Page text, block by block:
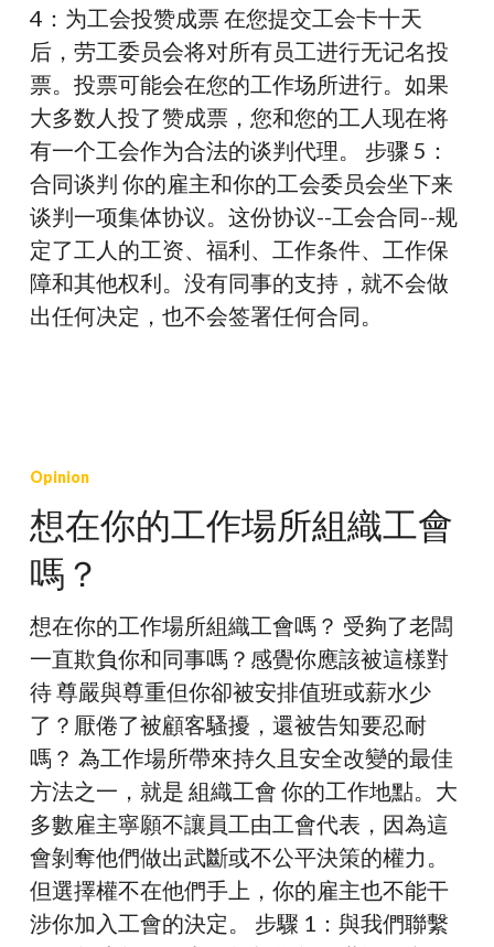
4：为工会投赞成票 在您提交工会卡十天
后，劳工委员会将对所有员工进行无记名投
票。投票可能会在您的工作场所进行。如果
大多数人投了赞成票，您和您的工人现在将
有一个工会作为合法的谈判代理。 步骤 5：
合同谈判 你的雇主和你的工会委员会坐下来
谈判一项集体协议。这份协议--工会合同--规
定了工人的工资、福利、工作条件、工作保
障和其他权利。没有同事的支持，就不会做
出任何决定，也不会签署任何合同。
在
的
工
場
所
組
織
工
會
嗎？
Opinion
想在你的工作場所組織工會
嗎？
想在你的工作場所組織工會嗎？ 受夠了老闆
一直欺負你和同事嗎？感覺你應該被這樣對
待 尊嚴與尊重但你卻被安排值班或薪水少
了？厭倦了被顧客騷擾，還被告知要忍耐
嗎？ 為工作場所帶來持久且安全改變的最佳
方法之一，就是 組織工會 你的工作地點。大
多數雇主寧願不讓員工由工會代表，因為這
會剝奪他們做出武斷或不公平決策的權力。
但選擇權不在他們手上，你的雇主也不能干
涉你加入工會的決定。 步驟 1：與我們聯繫